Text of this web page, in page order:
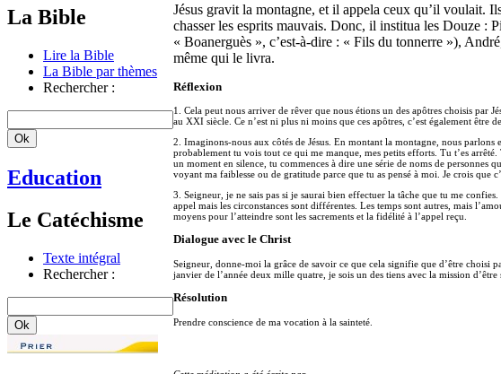
La Bible
Lire la Bible
La Bible par thèmes
Rechercher :
Education
Le Catéchisme
Texte intégral
Rechercher :
Jésus gravit la montagne, et il appela ceux qu’il voulait.
chasser les esprits mauvais. Donc, il institua les Douze :
« Boanerguès », c’est-à-dire : « Fils du tonnerre »),
même qui le livra.
Réflexion
1. Cela peut nous arriver de rêver que nous étions un des apôtres choisis
au XXI siècle. Ce n’est ni plus ni moins que ces apôtres, c’est également être
2. Imaginons-nous aux côtés de Jésus. En montant la montagne, nous parlons
probablement tu vois tout ce qui me manque, mes petits efforts. Tu t’es
un moment en silence, tu commences à dire une série de noms de personnes
voyant ma faiblesse ou de gratitude parce que tu as pensé à moi. Je crois que
3. Seigneur, je ne sais pas si je saurai bien effectuer la tâche que tu me
appel mais les circonstances sont différentes. Les temps sont autres, mais
moyens pour l’atteindre sont les sacrements et la fidélité à l’appel reçu.
Dialogue avec le Christ
Seigneur, donne-moi la grâce de savoir ce que cela signifie que d’être choisi
janvier de l’année deux mille quatre, je sois un des tiens avec la mission
Résolution
Prendre conscience de ma vocation à la sainteté.